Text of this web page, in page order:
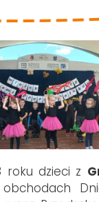
roku dzieci z